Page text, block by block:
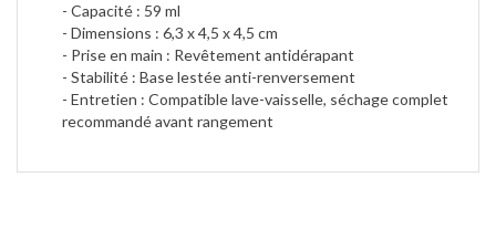
- Capacité : 59 ml
- Dimensions : 6,3 x 4,5 x 4,5 cm
- Prise en main : Revêtement antidérapant
- Stabilité : Base lestée anti-renversement
- Entretien : Compatible lave-vaisselle, séchage complet
recommandé avant rangement